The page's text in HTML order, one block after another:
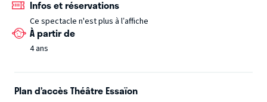
Infos et réservations
Ce spectacle n'est plus à l’affiche
À partir de
4 ans
Plan d’accès Théâtre Essaïon